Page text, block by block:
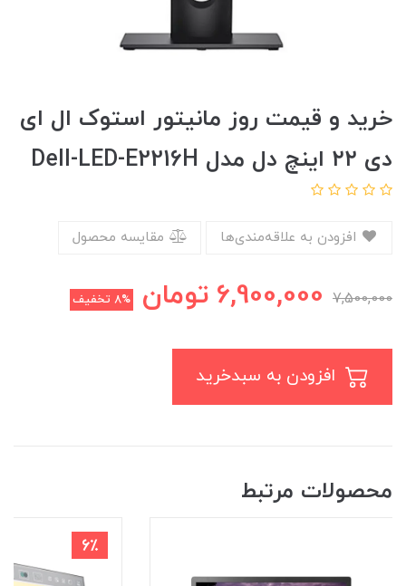
خرید و قیمت روز مانیتور استوک ال ای
دی ۲۲ اینچ دل مدل Dell-LED-E2216H
مقایسه محصول
7,500,000
6,900,000 تومان 8% تخفیف
محصولات مرتبط
6٪